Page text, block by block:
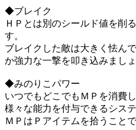
◆ブレイク
ＨＰとは別のシールド値を削
す。
ブレイクした敵は大きく怯ん
か強力な一撃を叩き込みましょ
◆みのりこパワー
いつでもどこでもＭＰを消費
様々な能力を付与できるシステ
ＭＰはＰアイテムを拾うこと